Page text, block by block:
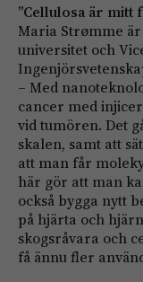
”Cellulosa är mitt
Maria Strømme
universitet och
– Med
cancer med
vid tumören. Det
skalen, samt att
att man får
här gör att man
också bygga nytt
på hjärta och
skogsråvara och
få ännu fler